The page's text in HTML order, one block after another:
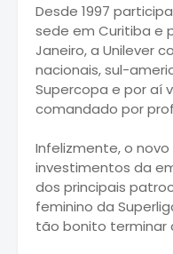
Desde 1997
sede em Curitiba e
Janeiro, a Unilever
nacionais, sul-
Supercopa e por aí
comandado por
Infelizmente, o
investimentos da
dos principais
feminino da
tão bonito terminar